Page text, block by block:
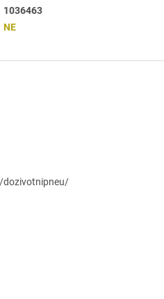
1036463
NE
dozivotnipneu/